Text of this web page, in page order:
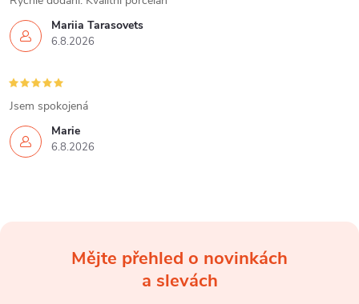
Mariia Tarasovets
6.8.2026
Marie
6.8.2026
Jsem spokojená
Mějte přehled o novinkách
a slevách